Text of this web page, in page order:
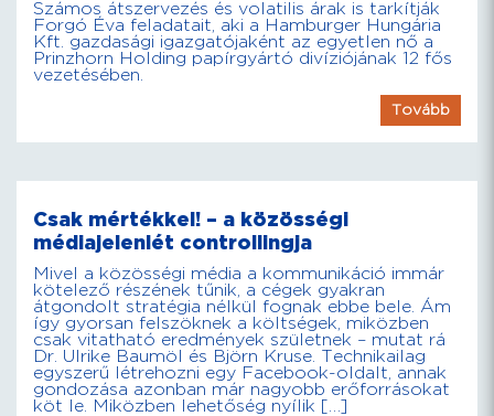
Számos átszervezés és volatilis árak is tarkítják
Forgó Éva feladatait, aki a Hamburger Hungária
Kft. gazdasági igazgatójaként az egyetlen nő a
Prinzhorn Holding papírgyártó divíziójának 12 fős
vezetésében.
Tovább
Csak mértékkel! – a közösségi
médiajelenlét controllingja
Mivel a közösségi média a kommunikáció immár
kötelező részének tűnik, a cégek gyakran
átgondolt stratégia nélkül fognak ebbe bele. Ám
így gyorsan felszöknek a költségek, miközben
csak vitatható eredmények születnek – mutat rá
Dr. Ulrike Baumöl és Björn Kruse. Technikailag
egyszerű létrehozni egy Facebook-oldalt, annak
gondozása azonban már nagyobb erőforrásokat
köt le. Miközben lehetőség nyílik […]